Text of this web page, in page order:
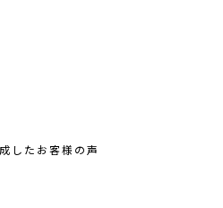
したお客様の声